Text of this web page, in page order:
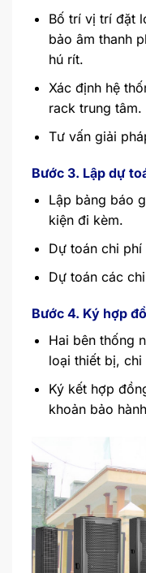
Bố trí vị trí đặt
bảo âm thanh
hú rít.
Xác định hệ
rack trung tâm.
Tư vấn giải
Bước 3. Lập dự
Lập bảng báo
kiện đi kèm.
Dự toán chi
Dự toán các
Bước 4. Ký hợp
Hai bên thống
loại thiết bị, chi
Ký kết hợp
khoản bảo